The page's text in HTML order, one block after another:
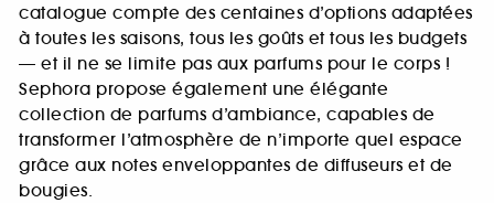
catalogue compte des centaines d’options adaptées
à toutes les saisons, tous les goûts et tous les budgets
— et il ne se limite pas aux parfums pour le corps !
Sephora propose également une élégante
collection de parfums d’ambiance, capables de
transformer l’atmosphère de n’importe quel espace
grâce aux notes enveloppantes de diffuseurs et de
bougies.